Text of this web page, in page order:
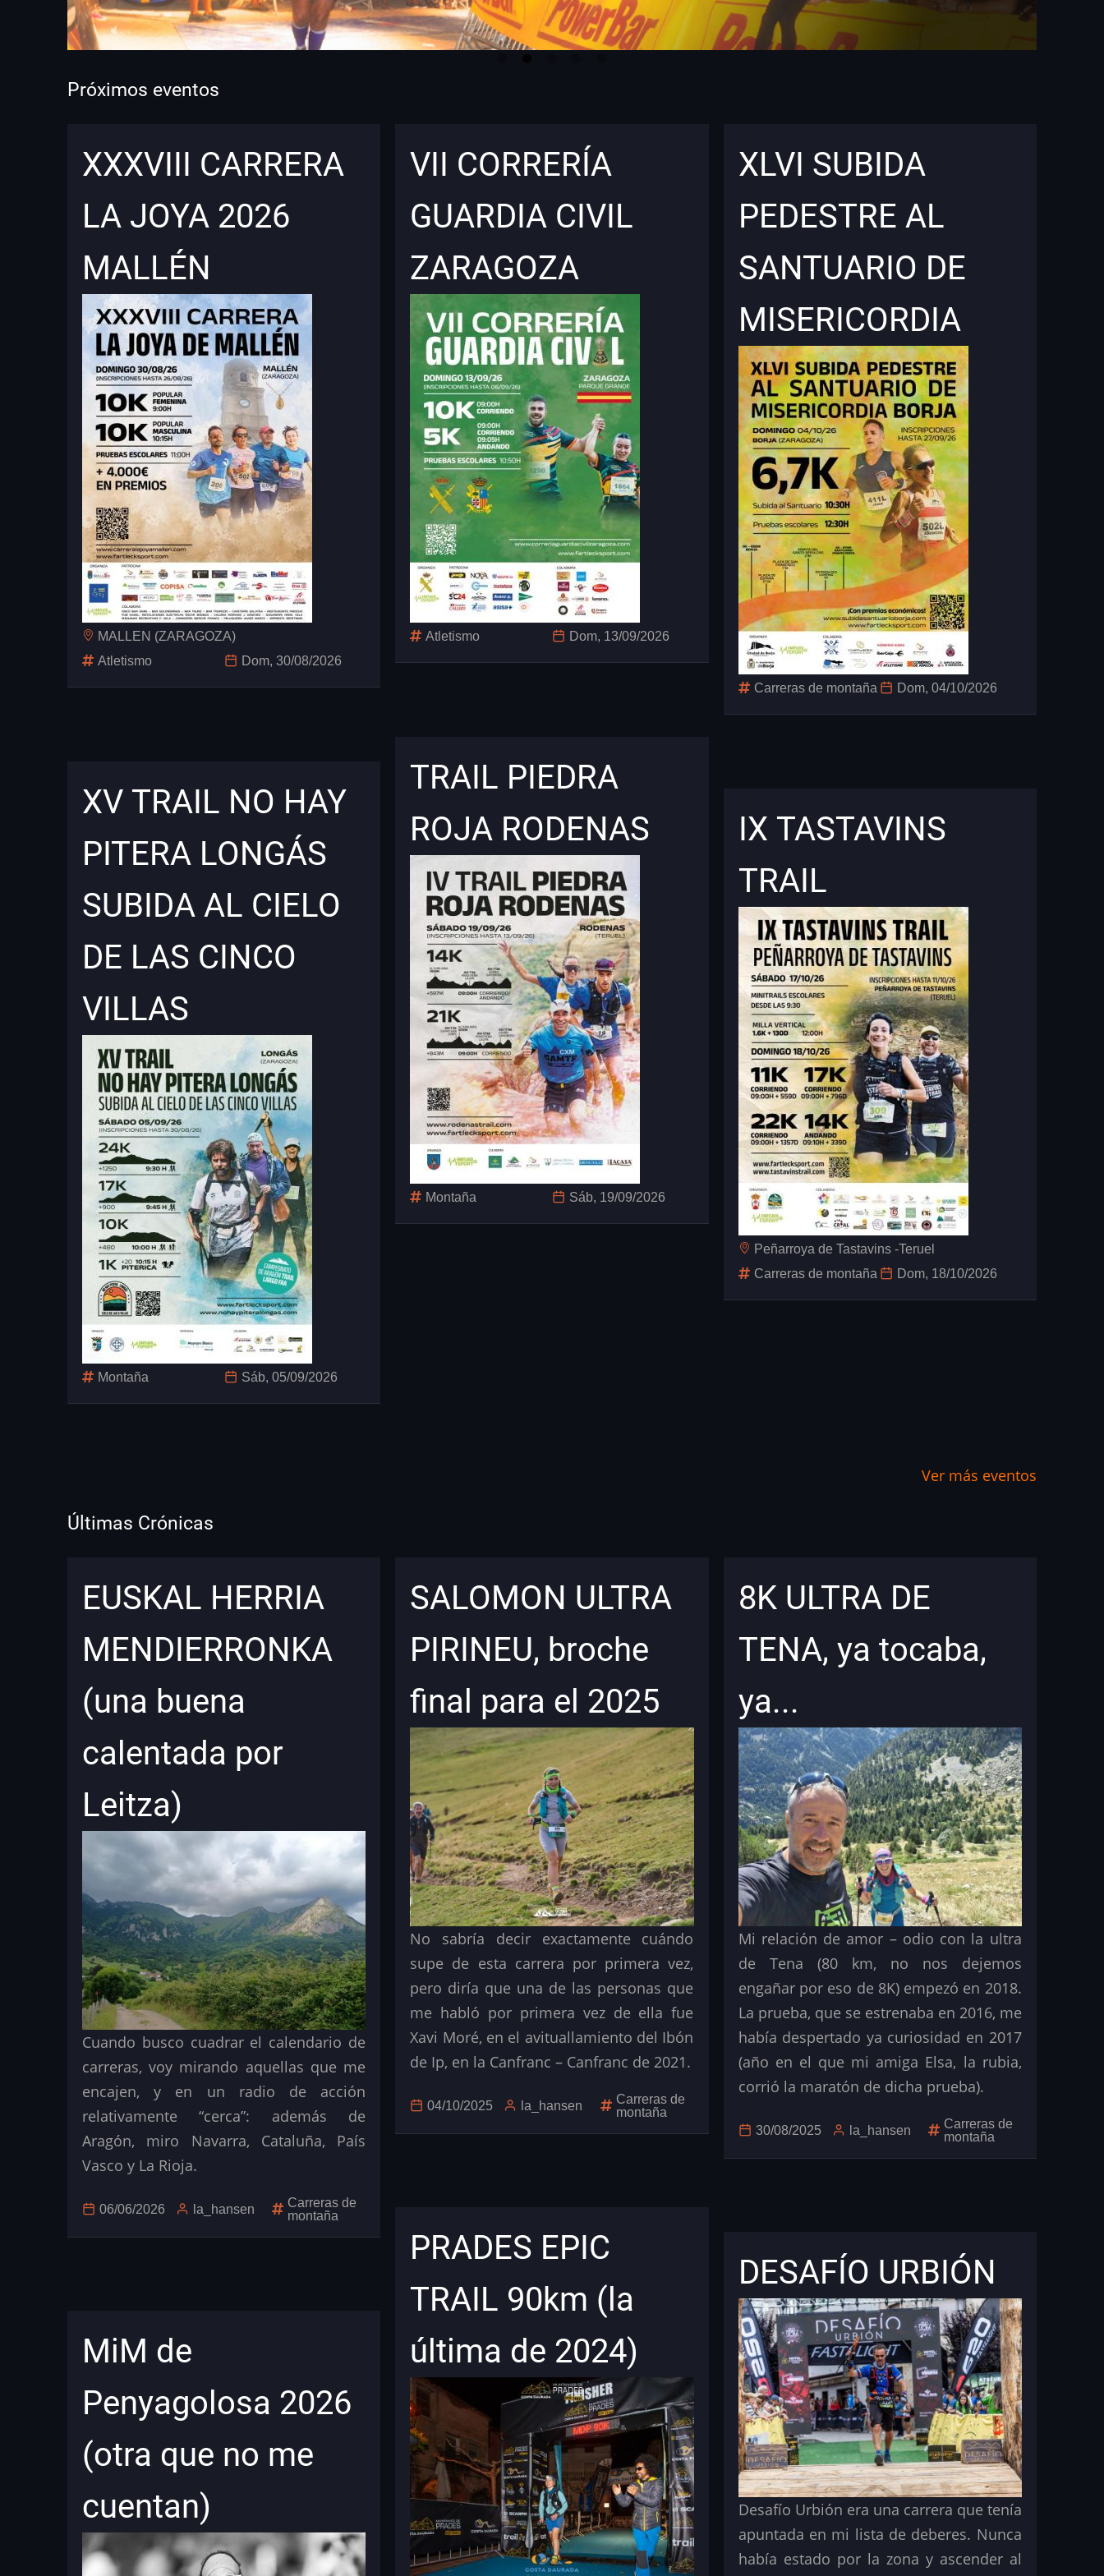
Próximos eventos
XXXVIII CARRERA
LA JOYA 2026
MALLÉN
MALLEN (ZARAGOZA)
Atletismo
Dom, 30/08/2026
XV TRAIL NO HAY
PITERA LONGÁS
SUBIDA AL CIELO
DE LAS CINCO
VILLAS
Montaña Sáb, 05/09/2026
VII CORRERÍA
GUARDIA CIVIL
ZARAGOZA
Atletismo Dom, 13/09/2026
TRAIL PIEDRA
ROJA RODENAS
Montaña Sáb, 19/09/2026
XLVI SUBIDA
PEDESTRE AL
SANTUARIO DE
MISERICORDIA
Carreras de montaña Dom, 04/10/2026
IX TASTAVINS
TRAIL
Peñarroya de Tastavins -Teruel
Carreras de montaña
Dom, 18/10/2026
Ver más eventos
Últimas Crónicas
EUSKAL HERRIA
MENDIERRONKA
(una buena
calentada por
Leitza)
Cuando busco cuadrar el calendario de
carreras, voy mirando aquellas que me
encajen, y en un radio de acción
relativamente “cerca”: además de
Aragón, miro Navarra, Cataluña, País
Vasco y La Rioja.
06/06/2026 la_hansen
Carreras de
montaña
MiM de
Penyagolosa 2026
(otra que no me
cuentan)
SALOMON ULTRA
PIRINEU, broche
final para el 2025
No sabría decir exactamente cuándo
supe de esta carrera por primera vez,
pero diría que una de las personas que
me habló por primera vez de ella fue
Xavi Moré, en el avituallamiento del Ibón
de Ip, en la Canfranc – Canfranc de 2021.
04/10/2025 la_hansen
Carreras de
montaña
PRADES EPIC
TRAIL 90km (la
última de 2024)
8K ULTRA DE
TENA, ya tocaba,
ya...
Mi relación de amor – odio con la ultra
de Tena (80 km, no nos dejemos
engañar por eso de 8K) empezó en 2018.
La prueba, que se estrenaba en 2016, me
había despertado ya curiosidad en 2017
(año en el que mi amiga Elsa, la rubia,
corrió la maratón de dicha prueba).
30/08/2025 la_hansen
Carreras de
montaña
DESAFÍO URBIÓN
Desafío Urbión era una carrera que tenía
apuntada en mi lista de deberes. Nunca
había estado por la zona y ascender al